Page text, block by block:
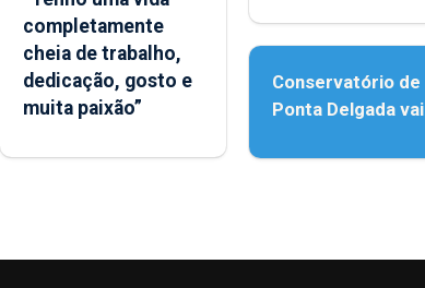
completamente
cheia de trabalho,
dedicação, gosto e
muita paixão”
acessibilidade
Conservatório de
Ponta Delgada vai
instrumentos